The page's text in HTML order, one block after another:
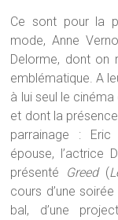
Ce sont pour la
mode, Anne
Delorme, dont on
emblématique. A
à lui seul le
et dont la
parrainage :
épouse, l’actrice
présenté Greed(
cours d’une
bal, d’une